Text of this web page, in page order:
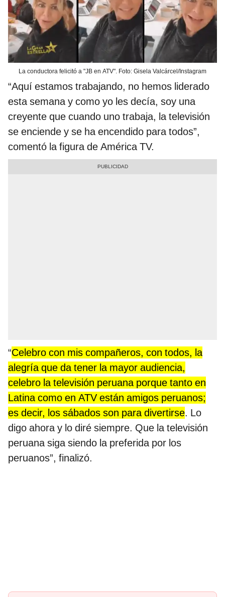
La conductora felicitó a "JB en ATV". Foto: Gisela Valcárcel/Instagram
“Aquí estamos trabajando, no hemos liderado
esta semana y como yo les decía, soy una
creyente que cuando uno trabaja, la televisión
se enciende y se ha encendido para todos”,
comentó la figura de América TV.
“Celebro con mis compañeros, con todos, la
alegría que da tener la mayor audiencia,
celebro la televisión peruana porque tanto en
Latina como en ATV están amigos peruanos;
es decir, los sábados son para divertirse. Lo
digo ahora y lo diré siempre. Que la televisión
peruana siga siendo la preferida por los
peruanos”, finalizó.